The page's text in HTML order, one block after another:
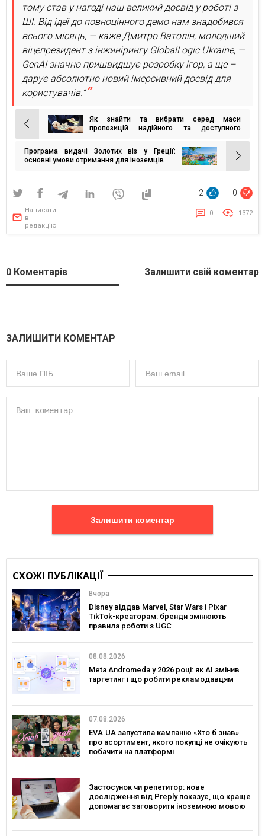
тому став у нагоді наш великий досвід у роботі з
ШІ. Від ідеї до повноцінного демо нам знадобився
всього місяць, — каже Дмитро Ватолін, молодший
віцепрезидент з інжинірингу GlobalLogic Ukraine, —
GenAI значно пришвидшує розробку ігор, а ще –
дарує абсолютно новий імерсивний досвід для
користувачів.”
Навігація
записів
Як знайти та вибрати серед маси
пропозицій надійного та доступного
Програма видачі Золотих віз у Греції:
основні умови отримання для іноземців
2 0
Написати
в
редакцію
0 1372
0 Коментарів Залишити свій коментар
ЗАЛИШИТИ КОМЕНТАР
Залишити коментар
СХОЖІ ПУБЛІКАЦІЇ
Вчора
Disney віддав Marvel, Star Wars і Pixar
TikTok-креаторам: бренди змінюють
правила роботи з UGC
08.08.2026
Meta Andromeda у 2026 році: як AI змінив
таргетинг і що робити рекламодавцям
07.08.2026
EVA.UA запустила кампанію «Хто б знав»
про асортимент, якого покупці не очікують
побачити на платформі
Застосунок чи репетитор: нове
дослідження від Preply показує, що краще
допомагає заговорити іноземною мовою